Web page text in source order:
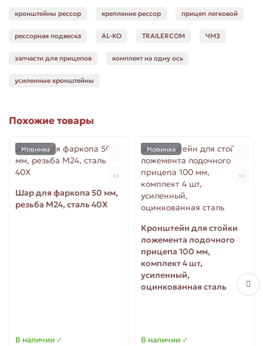
кронштейны рессор крепление рессор прицеп легковой
рессорная подвеска AL-KO TRAILERCOM ЧМЗ
запчасти для прицепов комплект на одну ось
усиленные кронштейны
Похожие товары
Новинка
Шар для фаркопа 50 мм,
резьба M24, сталь 40Х
В наличии ✓
Новинка
Кронштейн для стойки
ложемента лодочного
прицепа 100 мм,
комплект 4 шт,
усиленный,
оцинкованная сталь
В наличии ✓